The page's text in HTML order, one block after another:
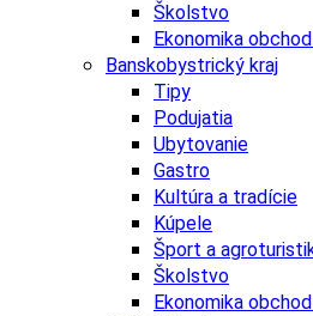
Školstvo
Ekonomika
Banskobystrický kraj
Tipy
Podujatia
Ubytovanie
Gastro
Kultúra a tradície
Kúpele
Šport a
Školstvo
Ekonomika